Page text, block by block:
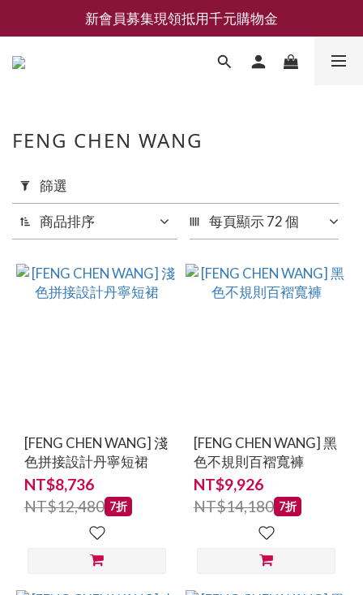
新會員募集現領抵用千元購物金
新會員募集現領抵用千元購物金
LEMAIRE 經典可頌包 NEW ARRIVAL
用
篩
選
(0/20)
品
價格
(NT$)
FENG CHEN WANG
篩選
商品排序 每頁顯示 72 個
[FENG CHEN WANG] 淺
色拼接設計丹寧短裙
NT$8,736
NT$12,480 7折
[FENG CHEN WANG] 黑
色不規則百褶寬褲
NT$9,926
NT$14,180 7折